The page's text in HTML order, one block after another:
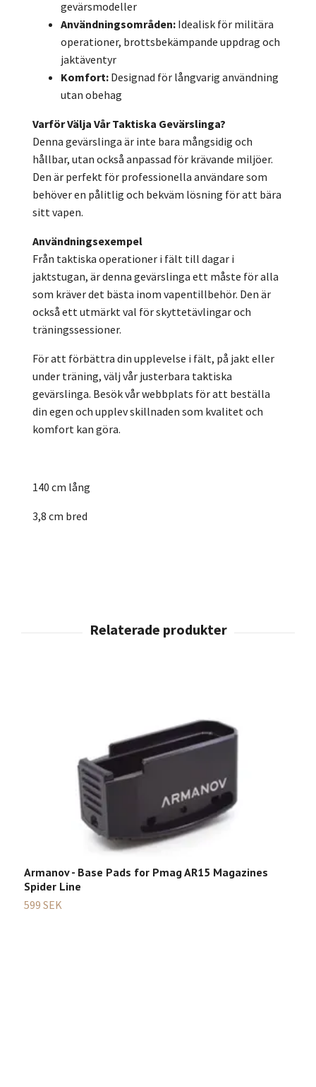
gevärsmodeller
Användningsområden: Idealisk för militära
operationer, brottsbekämpande uppdrag och
jaktäventyr
Komfort: Designad för långvarig användning
utan obehag
Varför Välja Vår Taktiska Gevärslinga?
Denna gevärslinga är inte bara mångsidig och
hållbar, utan också anpassad för krävande miljöer.
Den är perfekt för professionella användare som
behöver en pålitlig och bekväm lösning för att bära
sitt vapen.
Användningsexempel
Från taktiska operationer i fält till dagar i
jaktstugan, är denna gevärslinga ett måste för alla
som kräver det bästa inom vapentillbehör. Den är
också ett utmärkt val för skyttetävlingar och
träningssessioner.
För att förbättra din upplevelse i fält, på jakt eller
under träning, välj vår justerbara taktiska
gevärslinga. Besök vår webbplats för att beställa
din egen och upplev skillnaden som kvalitet och
komfort kan göra.
140 cm lång
3,8 cm bred
Armanov - Base Pads for Pmag AR15 Magazines
Spider Line
599 SEK